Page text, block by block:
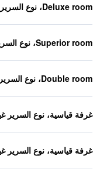
Deluxe room، نوع السرير غير معروف
Superior room، نوع السرير غير معروف
Double room، نوع السرير غير معروف
غرفة قياسية، نوع السرير
غرفة قياسية، نوع السرير